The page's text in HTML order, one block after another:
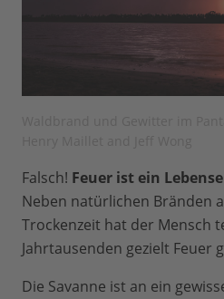
Falsch! Feuer ist ein
Neben natürlichen Bränden
Trockenzeit hat der Mensch
Jahrtausenden gezielt Feuer
Die Savanne ist an ein